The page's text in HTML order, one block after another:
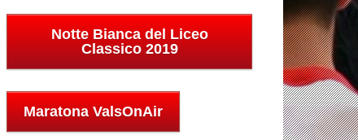
Notte Bianca del Liceo
Classico 2019
Maratona ValsOnAir